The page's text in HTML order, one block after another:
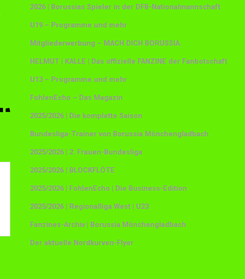
2026 | Borussias Spieler in der DFB-Nationalmannschaft
U19 – Programme und mehr
Mitgliederwerbung – MACH DICH BORUSSIA.
HELMUT | KALLE | Das offizielle FANZINE der Fanbotschaft
U13 – Programme und mehr
FohlenEcho – Das Magazin
2025/2026 | Die komplette Saison
Bundesliga-Trainer von Borussia Mönchengladbach
2025/2026 | 2. Frauen-Bundesliga
2025/2026 | BLOCKFLÖTE
2025/2026 | FohlenEcho | Die Business-Edition
2025/2026 | Regionalliga West | U23
Fanzines-Archiv | Borussia Mönchengladbach
Der aktuelle Nordkurven-Flyer